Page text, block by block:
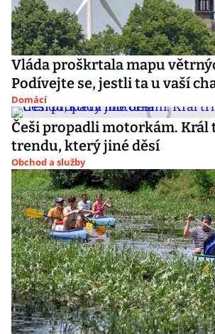
Vláda proškrtala mapu
Podívejte se, jestli ta u vaší
Domácí
Češi propadli motorkám. Král
trendu, který jiné děsí
Obchod a služby